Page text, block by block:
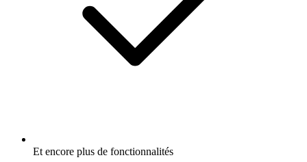
Et encore plus de fonctionnalités